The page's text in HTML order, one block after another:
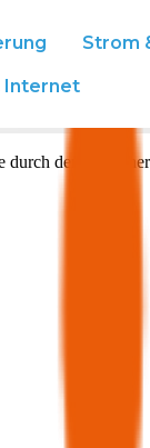
Strom
Internet
durch den